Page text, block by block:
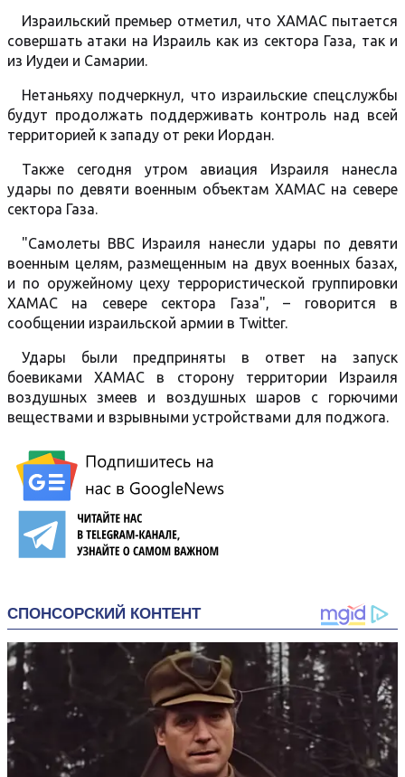
Израильский премьер отметил, что ХАМАС пытается
совершать атаки на Израиль как из сектора Газа, так и
из Иудеи и Самарии.
Нетаньяху подчеркнул, что израильские спецслужбы
будут продолжать поддерживать контроль над всей
территорией к западу от реки Иордан.
Также сегодня утром авиация Израиля нанесла
удары по девяти военным объектам ХАМАС на севере
сектора Газа.
"Самолеты ВВС Израиля нанесли удары по девяти
военным целям, размещенным на двух военных базах,
и по оружейному цеху террористической группировки
ХАМАС на севере сектора Газа", – говорится в
сообщении израильской армии в Twitter.
Удары были предприняты в ответ на запуск
боевиками ХАМАС в сторону территории Израиля
воздушных змеев и воздушных шаров с горючими
веществами и взрывными устройствами для поджога.